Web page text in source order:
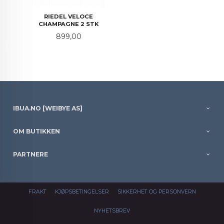
RIEDEL VELOCE
CHAMPAGNE 2 STK
Pris
899,00
IBUA.NO [WEIBYE AS]
OM BUTIKKEN
PARTNERE
FRAKT KJØPSBETINGELSER SIKKERHET OG PERSONVERN
NYHETSBREV